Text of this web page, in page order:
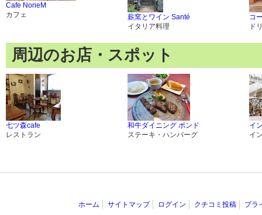
Cafe NorieM
カフェ
薪窯とワイン Santé
イタリア料理
コ
ド
周辺のお店・スポット
七ツ森cafe
レストラン
和牛ダイニング ポンド
ステーキ・ハンバーグ
イ
イ
ホーム サイトマップ ログイン クチコミ投稿 プラ